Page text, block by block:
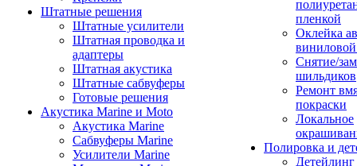
Штатные решения
Штатные усилители
Штатная проводка и
адаптеры
Штатная акустика
Штатные сабвуферы
Готовые решения
Акустика Marine и Moto
Акустика Marine
Сабвуферы Marine
Усилители Marine
пленкой
Оклейка
Снятие/
шильдиков
Ремонт
покраски
Локальное
Полировка и